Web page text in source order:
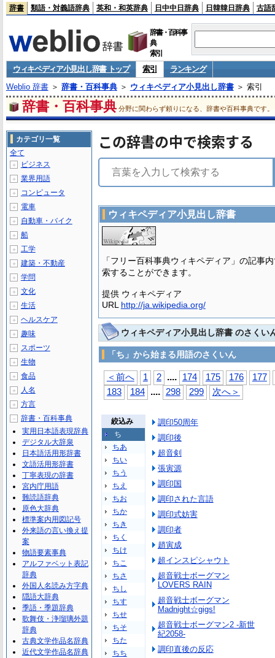
辞書 類語・対義語辞典 英和・和英辞典 日中中日辞典 日韓韓日辞典 古語
辞書・百科事
典
索引
ウィキペディア小見出し辞書 トップ 索引
ランキング
Weblio 辞書＞ 辞書・百科事典＞ ウィキペディア小見出し辞書＞ 索引
辞書・百科事典 分野に関わらず頼りになる、辞書や百科事典です。
この辞書の中で検索する
ウィキペディア小見出し辞書
「フリー百科事典ウィキペディア」の記事
索することができます。
提供 ウィキペディア
URL http://ja.wikipedia.org/
ウィキペディア小見出し辞書 のさくい
「ち」から始まる用語のさくいん
＜前へ 1 2 .... 174 175 176
177
183
184 .... 298 299 次へ＞
絞込み
ち
ちあ
ちい
ちう
ちえ
ちお
ちか
ちき
ちく
ちけ
ちこ
ちさ
ちし
ちす
ちせ
ちそ
ちた
ちち
調印50周年
調印後
超音剣
張寅源
調印国
調印された言語
調印式妨害
調印者
趙寅成
超インスピシャウト
超音戦士ボーグマン
LOVERS RAIN
超音戦士ボーグマン
Madnight☆gigs!
超音戦士ボーグマン2 -新世
紀2058-
調印直後の反応
カテゴリ一覧
全て
＋ ビジネス
＋ 業界用語
＋ コンピュータ
＋ 電車
＋ 自動車・バイク
＋ 船
＋ 工学
＋ 建築・不動産
＋ 学問
＋ 文化
＋ 生活
＋ ヘルスケア
＋ 趣味
＋ スポーツ
＋ 生物
＋ 食品
＋ 人名
＋ 方言
－
辞書・百科事典
実用日本語表現辞典
デジタル大辞泉
日本語活用形辞書
文語活用形辞書
丁寧表現の辞書
宮内庁用語
難読語辞典
原色大辞典
標準案内用図記号
外来語の言い換え提
案
物語要素事典
アルファベット表記
辞典
外国人名読み方字典
隠語大辞典
季語・季題辞典
歌舞伎・浄瑠璃外題
辞典
古典文学作品名辞典
近代文学作品名辞典